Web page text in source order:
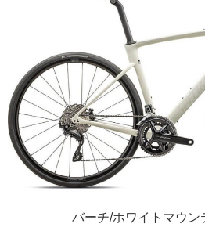
バーチ/ホワイトマウン